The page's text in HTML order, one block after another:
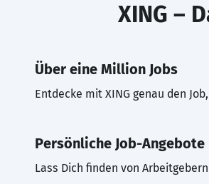
XING –
Über eine Million Jobs
Entdecke mit XING genau den
Persönliche Job-Angebote
Lass Dich finden von